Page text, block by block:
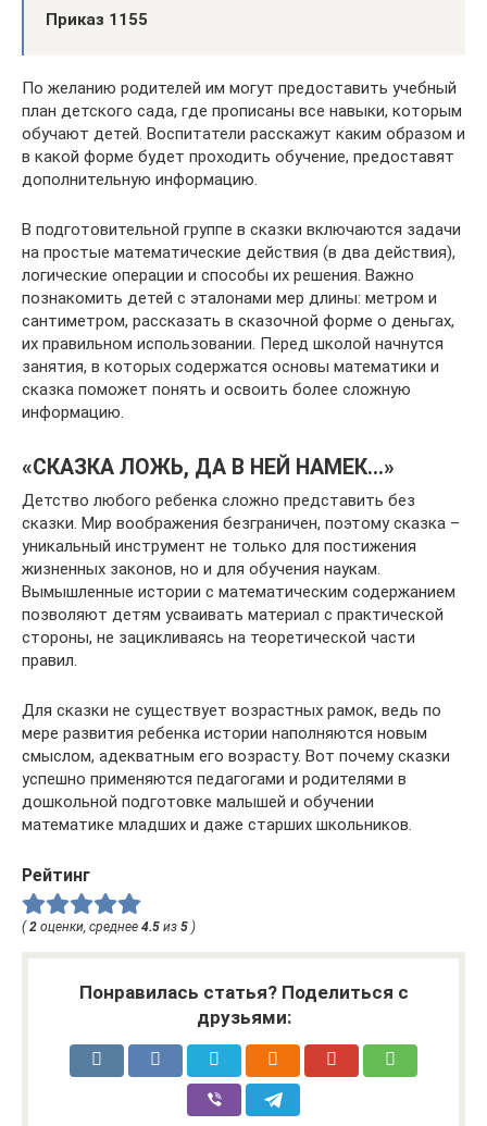
Приказ 1155
По желанию родителей им могут предоставить учебный
план детского сада, где прописаны все навыки, которым
обучают детей. Воспитатели расскажут каким образом и
в какой форме будет проходить обучение, предоставят
дополнительную информацию.
В подготовительной группе в сказки включаются задачи
на простые математические действия (в два действия),
логические операции и способы их решения. Важно
познакомить детей с эталонами мер длины: метром и
сантиметром, рассказать в сказочной форме о деньгах,
их правильном использовании. Перед школой начнутся
занятия, в которых содержатся основы математики и
сказка поможет понять и освоить более сложную
информацию.
«СКАЗКА ЛОЖЬ, ДА В НЕЙ НАМЕК…»
Детство любого ребенка сложно представить без
сказки. Мир воображения безграничен, поэтому сказка –
уникальный инструмент не только для постижения
жизненных законов, но и для обучения наукам.
Вымышленные истории с математическим содержанием
позволяют детям усваивать материал с практической
стороны, не зацикливаясь на теоретической части
правил.
Для сказки не существует возрастных рамок, ведь по
мере развития ребенка истории наполняются новым
смыслом, адекватным его возрасту. Вот почему сказки
успешно применяются педагогами и родителями в
дошкольной подготовке малышей и обучении
математике младших и даже старших школьников.
Рейтинг
(2 оценки, среднее 4.5 из 5 )
Понравилась статья? Поделиться с
друзьями: